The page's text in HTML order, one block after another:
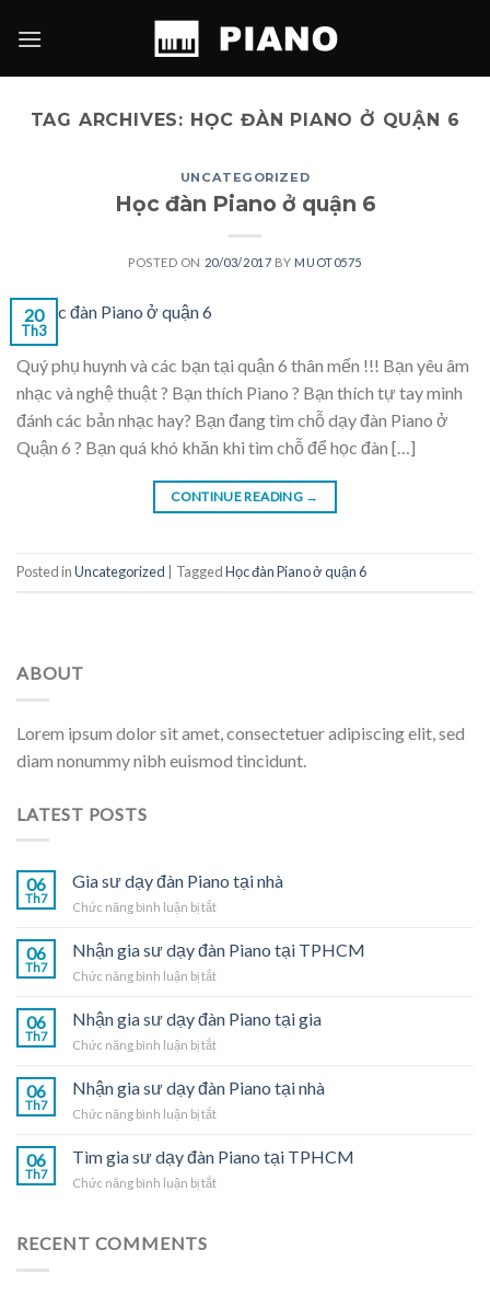
TAG ARCHIVES: HỌC ĐÀN PIANO Ở QUẬN 6
UNCATEGORIZED
Học đàn Piano ở quận 6
POSTED ON 20/03/2017 BY MUOT0575
20
Th3
Quý phụ huynh và các bạn tại quận 6 thân mến !!! Bạn yêu âm
nhạc và nghệ thuật ? Bạn thích Piano ? Bạn thích tự tay mình
đánh các bản nhạc hay? Bạn đang tìm chỗ dạy đàn Piano ở
Quận 6 ? Bạn quá khó khăn khi tìm chỗ để học đàn […]
CONTINUE READING →
Posted inUncategorized TaggedHọc đàn Piano ở quận 6
ABOUT
Lorem ipsum dolor sit amet, consectetuer adipiscing elit, sed
diam nonummy nibh euismod tincidunt.
LATEST POSTS
06
Th7
Gia sư dạy đàn Piano tại nhà
Chức năng bình luận bị tắtở
đàn
tại
06
Th7
Nhận gia sư dạy đàn Piano tại TPHCM
Chức năng bình luận bị tắtở
gia
dạy
Piano
06
Th7
Nhận gia sư dạy đàn Piano tại gia
Chức năng bình luận bị tắtở
gia
dạy
Piano
06
Th7
Nhận gia sư dạy đàn Piano tại nhà
Chức năng bình luận bị tắtở
gia
dạy
06
Th7
Tìm gia sư dạy đàn Piano tại TPHCM
Chức năng bình luận bị tắtở
RECENT COMMENTS